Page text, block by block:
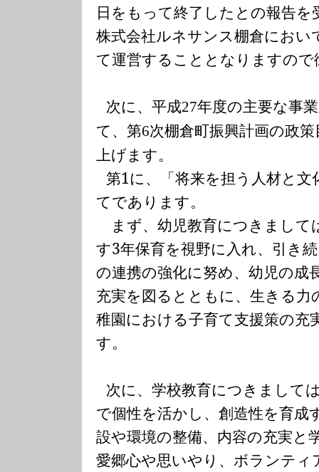
日をもって終了したとの報告
株式会社ルネサンス棚倉におい
て運営することとなりますの
次に、平成27年度の主要な事
て、第6次棚倉町振興計画の政
上げます。
第1に、「将来を担う人材と
てであります。
まず、幼児教育につきまして
す3年保育を視野に入れ、引き
の連携の強化に努め、幼児の成
充実を図るとともに、生きる力
稚園における子育て支援策の充
す。
次に、学校教育につきまして
で個性を活かし、創造性を育成
設や環境の整備、内容の充実と
愛郷心や思いやり、ボランティ